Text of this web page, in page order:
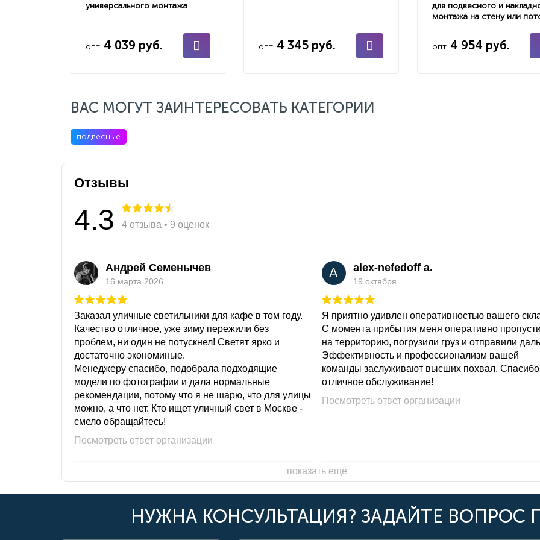
универсального монтажа
опт. 4 039 руб. опт. 4 345 руб.
для подвесного и
монтажа на стену или
опт. 4 954 руб.
ВАС МОГУТ ЗАИНТЕРЕСОВАТЬ КАТЕГОРИИ
подвесные
Отзывы
4.3 4 отзыва • 9 оценок
Андрей Семенычев
16 марта 2026
Заказал уличные светильники для кафе в том году.
Качество отличное, уже зиму пережили без
проблем, ни один не потускнел! Светят ярко и
достаточно экономиные.
Менеджеру спасибо, подобрала подходящие
модели по фотографии и дала нормальные
рекомендации, потому что я не шарю, что для улицы
можно, а что нет. Кто ищет уличный свет в Москве -
смело обращайтесь!
Посмотреть ответ организации
A alex-nefedoff a.
19 октября
Я приятно удивлен оперативностью вашего
С момента прибытия меня оперативно
на территорию, погрузили груз и отправили
Эффективность и профессионализм вашей
команды заслуживают высших похвал. Спасибо
отличное обслуживание!
Посмотреть ответ организации
показать ещё
НУЖНА КОНСУЛЬТАЦИЯ? ЗАДАЙТЕ ВОПРОС